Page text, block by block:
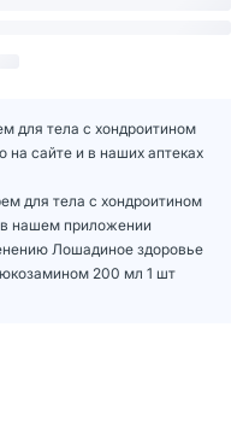
для тела с хондроитином
сайте и в наших аптеках
для тела с хондроитином
нашем приложении
Лошадиное здоровье
200 мл 1 шт